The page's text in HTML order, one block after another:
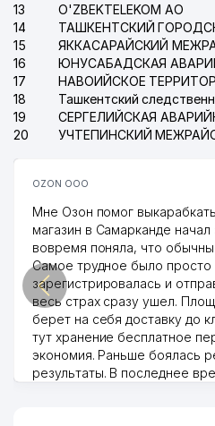
13
O'ZBEKTELEKOM АО
14
15
16
17
18
19
20
OZON ООО
Мне Озон помог
магазин в Самарканде начал
вовремя поняла, что
Самое трудное было просто
зарегистрировалась и
весь страх сразу ушел.
берет на себя доставку до
тут хранение бесплатное
экономия. Раньше боялась
результаты. В последнее